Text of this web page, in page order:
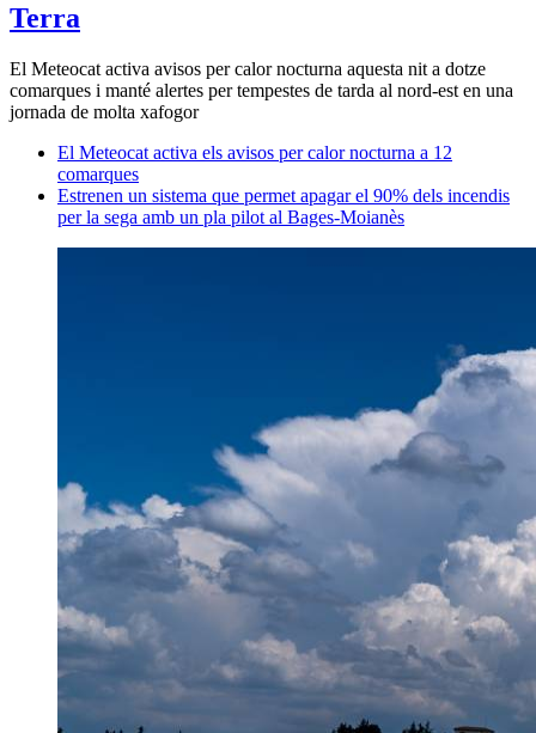
Terra
El Meteocat activa avisos per calor nocturna aquesta nit a dotze
comarques i manté alertes per tempestes de tarda al nord-est en una
jornada de molta xafogor
El Meteocat activa els avisos per calor nocturna a 12
comarques
Estrenen un sistema que permet apagar el 90% dels incendis
per la sega amb un pla pilot al Bages-Moianès